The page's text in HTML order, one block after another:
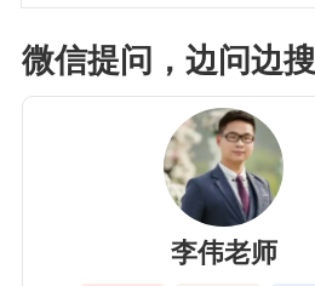
微信提问，边问边搜
李伟老师